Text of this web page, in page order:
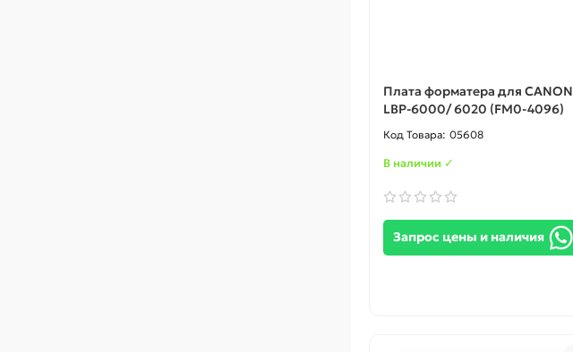
Плата форматера для CANON
LBP-6000/ 6020 (FM0-4096)
05608
В наличии ✓
Запрос цены и наличия